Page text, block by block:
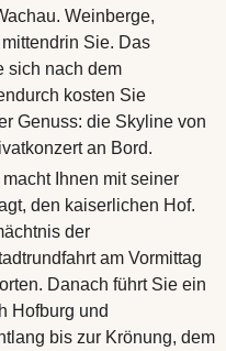
Weinberge,
Sie. Das
sich nach dem
kosten Sie
Genuss: die Skyline von
an Bord.
Ihnen mit seiner
den kaiserlichen Hof.
der
am Vormittag
Danach führt Sie ein
Hofburg und
bis zur Krönung, dem